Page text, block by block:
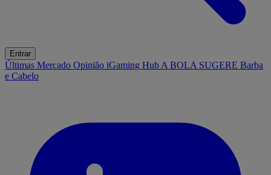
Entrar
Últimas Mercado Opinião iGaming Hub A BOLA SUGERE Barba
e Cabelo